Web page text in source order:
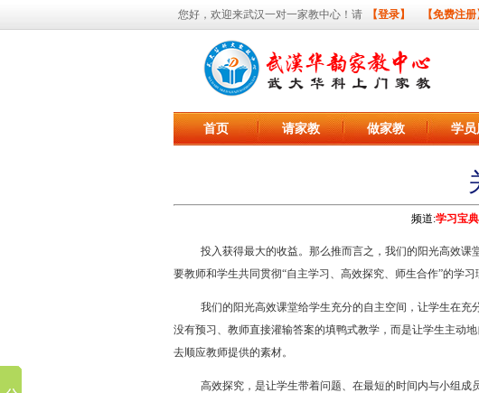
您好，欢迎来武汉一对一家教中心！请 【登录】 【免费注册
首页 请家教 做家教 学员
频道:学习宝典
投入获得最大的收益。那么推而言之，我们的阳光高效
要教师和学生共同贯彻“自主学习、高效探究、师生合作”的学习
我们的阳光高效课堂给学生充分的自主空间，让学生在
没有预习、教师直接灌输答案的填鸭式教学，而是让学生主动
去顺应教师提供的素材。
高效探究，是让学生带着问题、在最短的时间内与小组